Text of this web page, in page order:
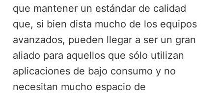
que mantener un estándar de calidad
que, si bien dista mucho de los equipos
avanzados, pueden llegar a ser un gran
aliado para aquellos que sólo utilizan
aplicaciones de bajo consumo y no
necesitan mucho espacio de